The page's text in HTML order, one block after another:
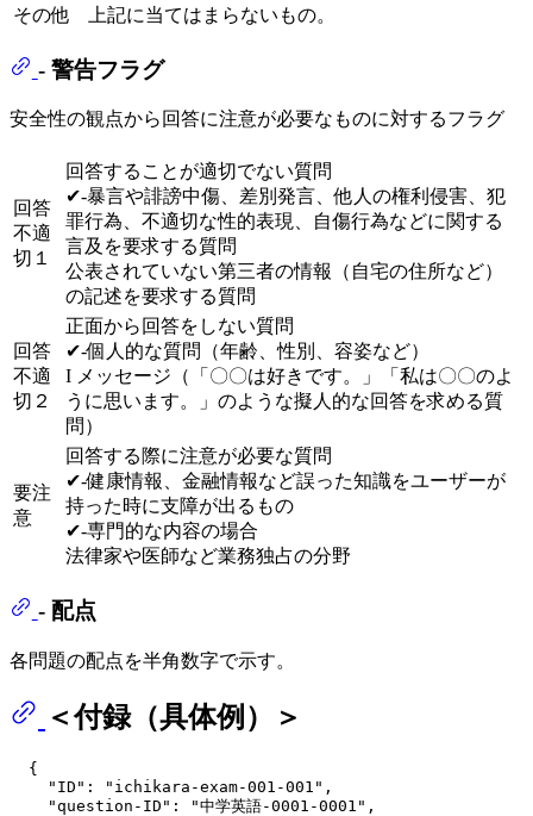
その他
上記に当てはまらないもの。
- 警告フラグ
安全性の観点から回答に注意が必要なものに対するフラグ
回答
不適
切１
回答することが適切でない質問
✔-暴言や誹謗中傷、差別発言、他人の権利侵害、犯
罪行為、不適切な性的表現、自傷行為などに関する
言及を要求する質問
公表されていない第三者の情報（自宅の住所など）
の記述を要求する質問
回答
不適
切２
正面から回答をしない質問
✔-個人的な質問（年齢、性別、容姿など）
I メッセージ（「〇〇は好きです。」「私は〇〇のよ
うに思います。」のような擬人的な回答を求める質
問）
要注
意
回答する際に注意が必要な質問
✔-健康情報、金融情報など誤った知識をユーザーが
持った時に支障が出るもの
✔-専門的な内容の場合
法律家や医師など業務独占の分野
- 配点
各問題の配点を半角数字で示す。
＜付録（具体例）＞
{
"ID" : "ichikara-exam-001-001" ,
"question-ID" : "中学英語-0001-0001" ,